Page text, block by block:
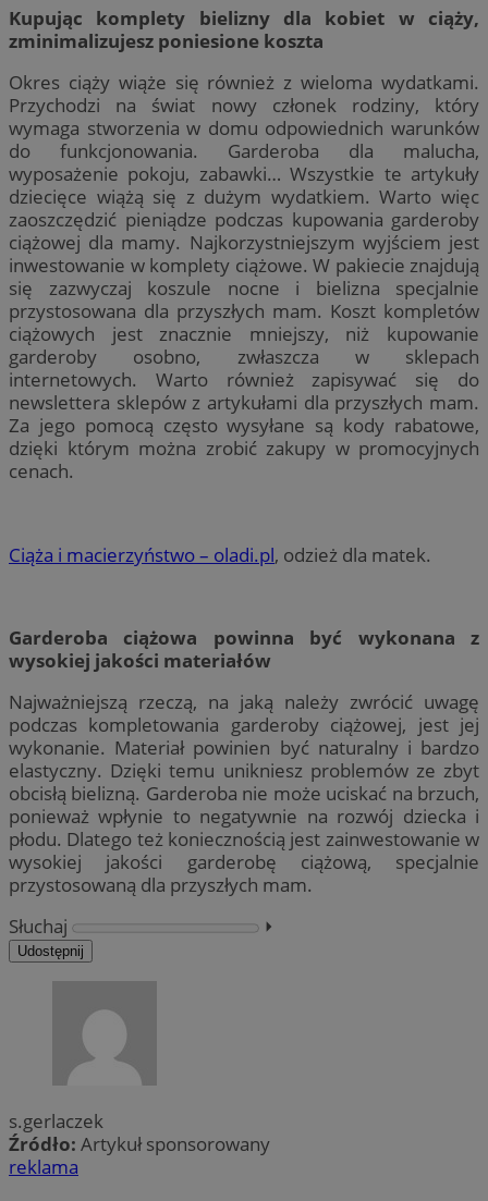
Kupując komplety bielizny dla kobiet w ciąży,
zminimalizujesz poniesione koszta
Okres ciąży wiąże się również z wieloma wydatkami.
Przychodzi na świat nowy członek rodziny, który
wymaga stworzenia w domu odpowiednich warunków
do funkcjonowania. Garderoba dla malucha,
wyposażenie pokoju, zabawki… Wszystkie te artykuły
dziecięce wiążą się z dużym wydatkiem. Warto więc
zaoszczędzić pieniądze podczas kupowania garderoby
ciążowej dla mamy. Najkorzystniejszym wyjściem jest
inwestowanie w komplety ciążowe. W pakiecie znajdują
się zazwyczaj koszule nocne i bielizna specjalnie
przystosowana dla przyszłych mam. Koszt kompletów
ciążowych jest znacznie mniejszy, niż kupowanie
garderoby osobno, zwłaszcza w sklepach
internetowych. Warto również zapisywać się do
newslettera sklepów z artykułami dla przyszłych mam.
Za jego pomocą często wysyłane są kody rabatowe,
dzięki którym można zrobić zakupy w promocyjnych
cenach.
Ciąża i macierzyństwo – oladi.pl, odzież dla matek.
Garderoba ciążowa powinna być wykonana z
wysokiej jakości materiałów
Najważniejszą rzeczą, na jaką należy zwrócić uwagę
podczas kompletowania garderoby ciążowej, jest jej
wykonanie. Materiał powinien być naturalny i bardzo
elastyczny. Dzięki temu unikniesz problemów ze zbyt
obcisłą bielizną. Garderoba nie może uciskać na brzuch,
ponieważ wpłynie to negatywnie na rozwój dziecka i
płodu. Dlatego też koniecznością jest zainwestowanie w
wysokiej jakości garderobę ciążową, specjalnie
przystosowaną dla przyszłych mam.
Słuchaj
⏵︎
Udostępnij
s.gerlaczek
Źródło: Artykuł sponsorowany
reklama